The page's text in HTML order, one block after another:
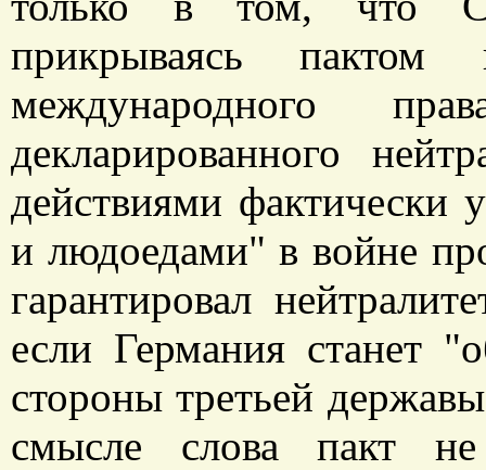
прикрываясь
международного
декларированного
действиями фактически
и людоедами" в войне
гарантировал
если Германия станет
стороны третьей
смысле слова пакт